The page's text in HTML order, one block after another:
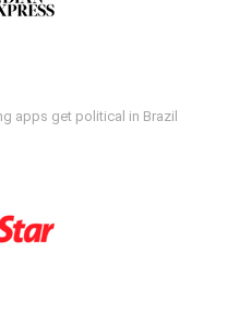
apps get political in Brazil